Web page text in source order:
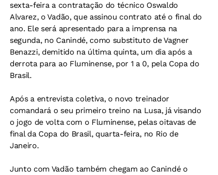
sexta-feira a contratação do técnico Oswaldo
Alvarez, o Vadão, que assinou contrato até o final do
ano. Ele será apresentado para a imprensa na
segunda, no Canindé, como substituto de Vagner
Benazzi, demitido na última quinta, um dia após a
derrota para ao Fluminense, por 1 a 0, pela Copa do
Brasil.
Após a entrevista coletiva, o novo treinador
comandará o seu primeiro treino na Lusa, já visando
o jogo de volta com o Fluminense, pelas oitavas de
final da Copa do Brasil, quarta-feira, no Rio de
Janeiro.
Junto com Vadão também chegam ao Canindé o